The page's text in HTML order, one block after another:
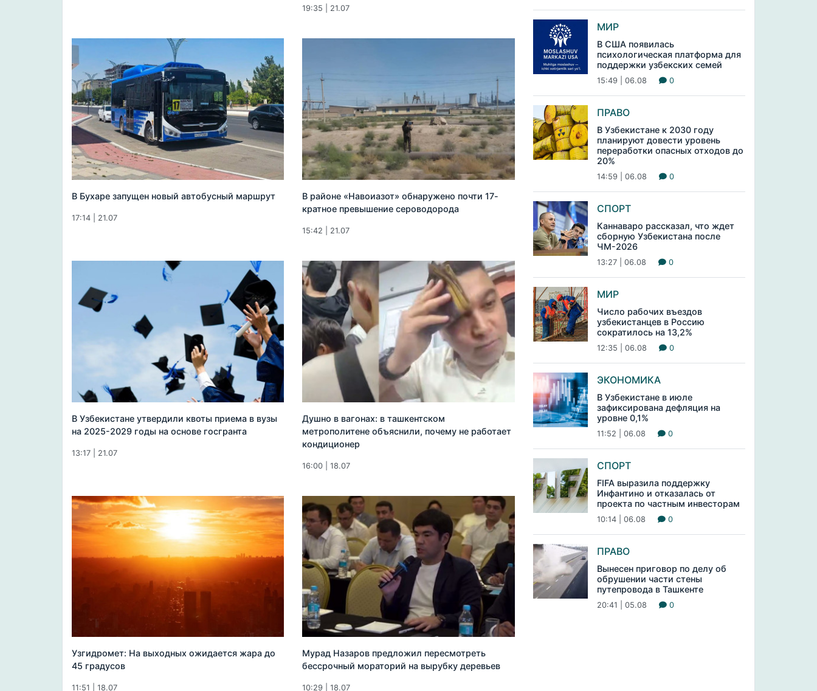
19:35 | 21.07
В Бухаре запущен новый автобусный маршрут
17:14 | 21.07
В районе «Навоиазот» обнаружено почти 17-
кратное превышение сероводорода
15:42 | 21.07
В Узбекистане утвердили квоты приема в вузы
на 2025-2029 годы на основе госгранта
13:17 | 21.07
Душно в вагонах: в ташкентском
метрополитене объяснили, почему не работает
кондиционер
16:00 | 18.07
Узгидромет: На выходных ожидается жара до
45 градусов
11:51 | 18.07
Мурад Назаров предложил пересмотреть
бессрочный мораторий на вырубку деревьев
10:29 | 18.07
МИР
В США появилась
психологическая платформа для
поддержки узбекских семей
15:49 | 06.08 0
ПРАВО
В Узбекистане к 2030 году
планируют довести уровень
переработки опасных отходов до
20%
14:59 | 06.08 0
СПОРТ
Каннаваро рассказал, что ждет
сборную Узбекистана после
ЧМ-2026
13:27 | 06.08 0
МИР
Число рабочих въездов
узбекистанцев в Россию
сократилось на 13,2%
12:35 | 06.08 0
ЭКОНОМИКА
В Узбекистане в июле
зафиксирована дефляция на
уровне 0,1%
11:52 | 06.08 0
СПОРТ
FIFA выразила поддержку
Инфантино и отказалась от
проекта по частным инвесторам
10:14 | 06.08 0
ПРАВО
Вынесен приговор по делу об
обрушении части стены
путепровода в Ташкенте
20:41 | 05.08 0